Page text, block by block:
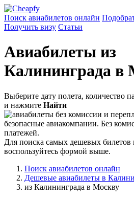
Поиск авиабилетов онлайн
Получить визу Статьи
Авиабилеты из
Калининграда в
Выберите дату полета, количество
и нажмите Найти
безопасные авиакомпании. Без
платежей.
Для поиска самых дешевых билетов
воспользуйтесь формой выше.
Поиск авиабилетов онлайн
Дешевые авиабилеты в
из Калининграда в Москву